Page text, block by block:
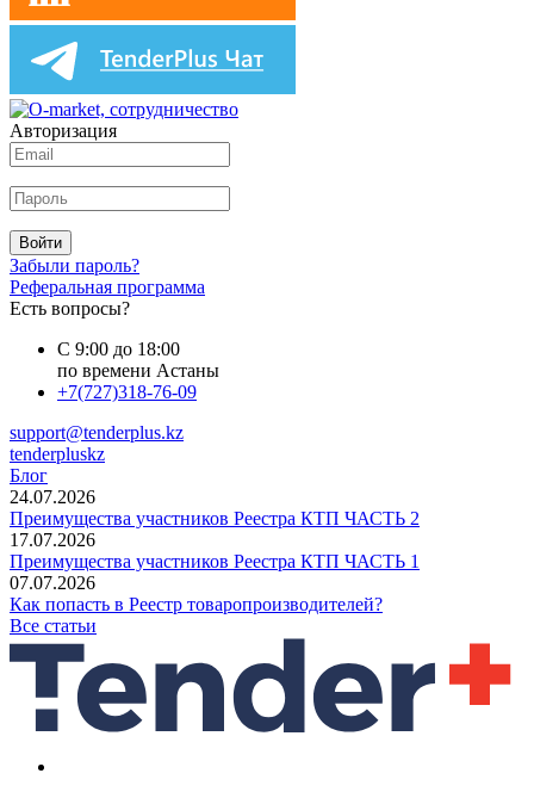
Авторизация
Войти
Забыли пароль?
Реферальная программа
Есть вопросы?
С 9:00 до 18:00
по времени Астаны
+7(727)318-76-09
support@tenderplus.kz
tenderpluskz
Блог
24.07.2026
Преимущества участников Реестра КТП ЧАСТЬ 2
17.07.2026
Преимущества участников Реестра КТП ЧАСТЬ 1
07.07.2026
Как попасть в Реестр товаропроизводителей?
Все статьи